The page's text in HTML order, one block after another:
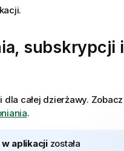
subskrypcji i
całej dzierżawy. Zobacz
.
w aplikacjizostała